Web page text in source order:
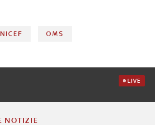
OMS
LIVE
NOTIZIE